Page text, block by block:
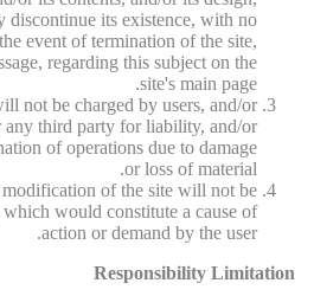
discontinue its existence, with no
event of termination of the site,
regarding this subject on the
site's main page.
not be charged by users, and/or
any third party for liability, and/or
of operations due to damage
or loss of material.
of the site will not be
would constitute a cause of
action or demand by the user.
Responsibility Limitation